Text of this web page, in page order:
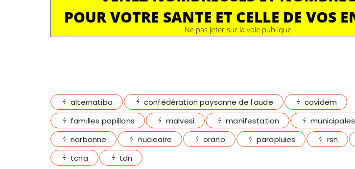
alternatiba confédération paysanne de l'aude
covidem
familles papillons
malvesi manifestation
narbonne
nucleaire orano parapluies rsn
tcna
tdn